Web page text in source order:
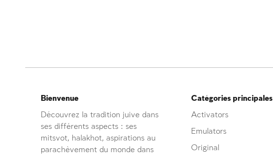
Catégories principales
Activators
Emulators
Original
Bienvenue
Découvrez la tradition juive dans
ses différents aspects : ses
mitsvot, halakhot, aspirations au
parachèvement du monde dans